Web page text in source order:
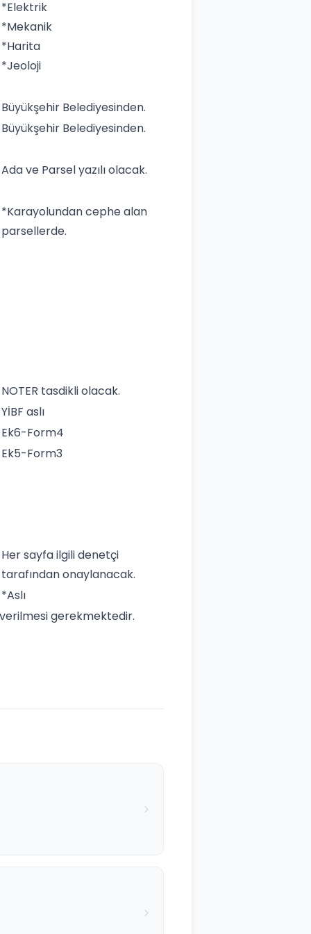
*Elektrik
*Mekanik
*Harita
*Jeoloji
Büyükşehir Belediyesinden.
Büyükşehir Belediyesinden.
Ada ve Parsel yazılı olacak.
*Karayolundan cephe alan
parsellerde.
NOTER tasdikli olacak.
YİBF aslı
Ek6-Form4
Ek5-Form3
Her sayfa ilgili denetçi
tarafından onaylanacak.
*Aslı
verilmesi gerekmektedir.